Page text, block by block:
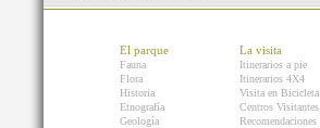
El parque
Fauna
Flora
Historia
Etnografía
Geología
La visita
Itinerarios a pie
Itinerarios 4X4
Visita en Bicicleta
Centros Visitantes
Recomendaciones